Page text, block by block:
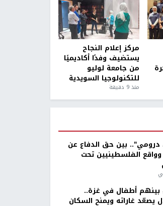
مركز إعلام النجاح
يستضيف وفدًا أكاديميًا
من جامعة لوليو
للتكنولوجيا السويدية
منذ 9 دقيقة
درومي".. بين حق الدفاع عن
الفلسطينيين تحت
أطفال في غزة..
يصعّد غاراته ويمنح السكان